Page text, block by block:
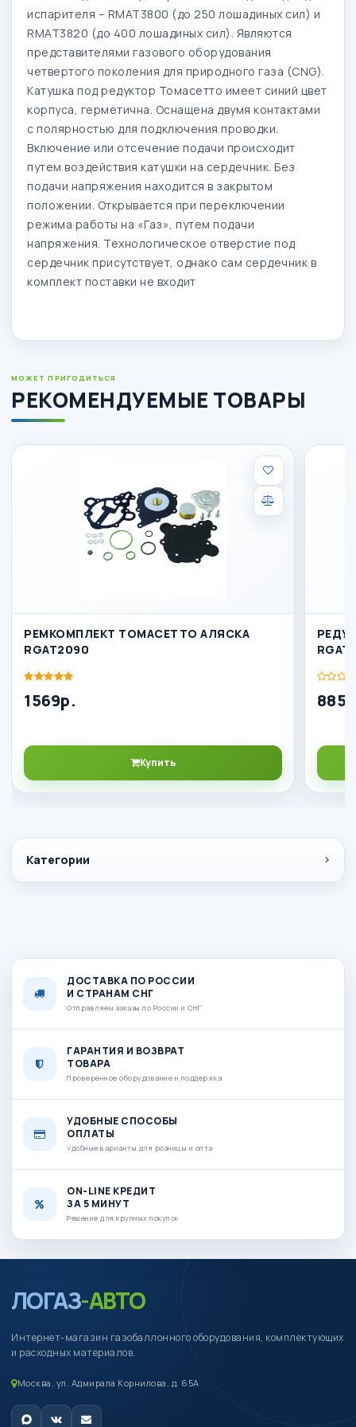
Категории
испарителя – RMAT3800 (до 250 лошадиных сил) и
RMAT3820 (до 400 лошадиных сил). Являются
представителями газового оборудования
четвертого поколения для природного газа (CNG).
Катушка под редуктор Томасетто имеет синий цвет
корпуса, герметична. Оснащена двумя контактами
с полярностью для подключения проводки.
Включение или отсечение подачи происходит
путем воздействия катушки на сердечник. Без
подачи напряжения находится в закрытом
положении. Открывается при переключении
режима работы на «Газ», путем подачи
напряжения. Технологическое отверстие под
сердечник присутствует, однако сам сердечник в
комплект поставки не входит
МОЖЕТ ПРИГОДИТЬСЯ
РЕКОМЕНДУЕМЫЕ ТОВАРЫ
РЕМКОМПЛЕКТ ТОМАСЕТТО АЛЯСКА
RGAT2090
1569р.
Купить
ДОСТАВКА ПО РОССИИ
И СТРАНАМ СНГ
Отправляем заказы по России и СНГ
ГАРАНТИЯ И ВОЗВРАТ
ТОВАРА
Проверенное оборудование и поддержка
УДОБНЫЕ СПОСОБЫ
ОПЛАТЫ
Удобные варианты для розницы и опта
ON-LINE КРЕДИТ
ЗА 5 МИНУТ
Решение для крупных покупок
ЛОГАЗ-АВТО
Интернет-магазин газобаллонного оборудования, комплектующих
и расходных материалов.
Москва, ул. Адмирала Корнилова, д. 65А